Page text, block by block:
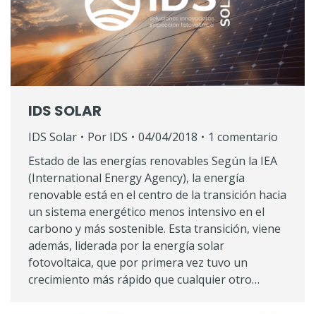
IDS SOLAR
IDS Solar Por IDS 04/04/2018
1 comentario
Estado de las energías renovables Según la IEA
(International Energy Agency), la energía
renovable está en el centro de la transición hacia
un sistema energético menos intensivo en el
carbono y más sostenible. Esta transición, viene
además, liderada por la energía solar
fotovoltaica, que por primera vez tuvo un
crecimiento más rápido que cualquier otro…